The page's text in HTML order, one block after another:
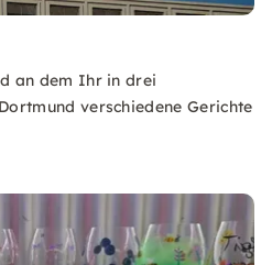
an dem Ihr in drei
verschiedene Gerichte